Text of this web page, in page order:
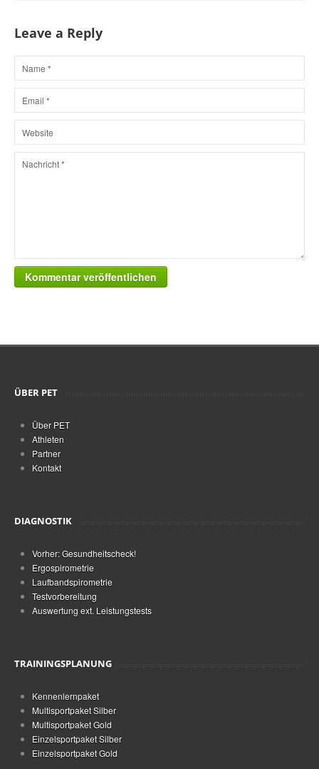
Leave a Reply
Kommentar veröffentlichen
ÜBER PET
Über PET
Athleten
Partner
Kontakt
DIAGNOSTIK
Vorher: Gesundheitscheck!
Ergospirometrie
Laufbandspirometrie
Testvorbereitung
Auswertung ext. Leistungstests
TRAININGSPLANUNG
Kennenlernpaket
Multisportpaket Silber
Multisportpaket Gold
Einzelsportpaket Silber
Einzelsportpaket Gold